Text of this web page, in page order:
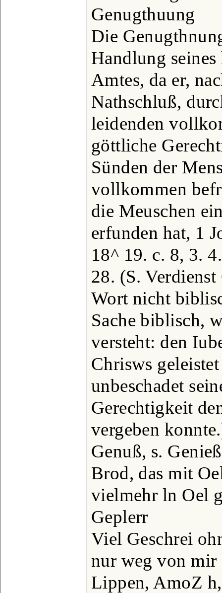
Genugthuung
Die
Handlung
Amtes, da er,
Nathschluß,
leidenden
göttliche
Sünden der
vollkommen
die Meuschen
erfunden hat, 1
18^ 19. c. 8, 3.
28. (S.
Wort nicht
Sache biblisch,
versteht: den
Chrisws
unbeschadet
Gerechtigkeit
vergeben
Genuß, s.
Brod, das mit
vielmehr ln Oel
Geplerr
Viel Geschrei
nur weg von mir
Lippen, AmoZ